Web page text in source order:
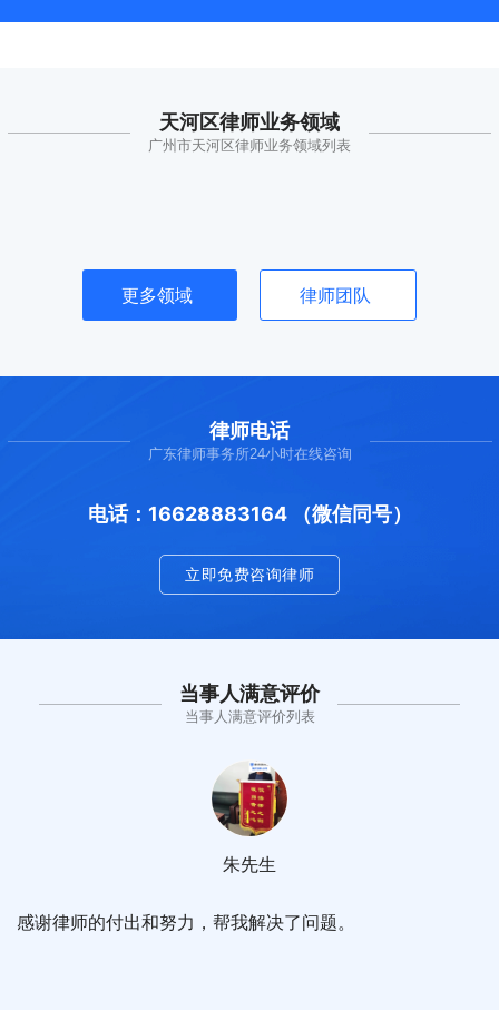
天河区律师业务领域
广州市天河区律师业务领域列表
更多领域 律师团队
律师电话
广东律师事务所24小时在线咨询
电话：16628883164 （微信同号）
立即免费咨询律师
当事人满意评价
当事人满意评价列表
感谢律师的付出和努力，帮我解决了问题。
朱先生